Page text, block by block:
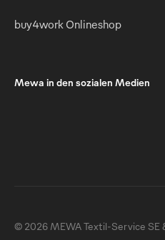
buy4work Onlineshop
Mewa in den sozialen Medien
© 2026 MEWA Textil-Service SE